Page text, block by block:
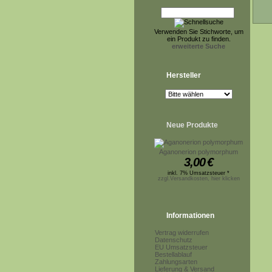
Verwenden Sie Stichworte, um
ein Produkt zu finden.
erweiterte Suche
Hersteller
Neue Produkte
Aganonerion polymorphum
3,00€
inkl. 7% Umsatzsteuer *
zzgl.Versandkosten, hier klicken
Informationen
Vertrag widerrufen
Datenschutz
EU Umsatzsteuer
Bestellablauf
Zahlungsarten
Lieferung & Versand